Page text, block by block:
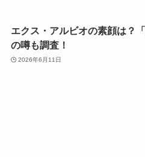
エクス・アルビオの素顔は？
の噂も調査！
2026年6月11日